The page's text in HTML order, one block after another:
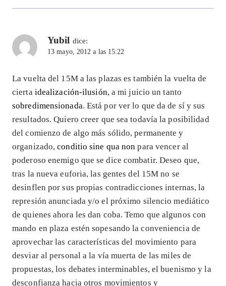
Yubil dice:
13 mayo, 2012 a las 15:22
La vuelta del 15M a las plazas es también la vuelta de
cierta idealización-ilusión, a mi juicio un tanto
sobredimensionada. Está por ver lo que da de sí y sus
resultados. Quiero creer que sea todavía la posibilidad
del comienzo de algo más sólido, permanente y
organizado,conditio sine qua non para vencer al
poderoso enemigo que se dice combatir. Deseo que,
tras la nueva euforia, las gentes del 15M no se
desinflen por sus propias contradicciones internas, la
represión anunciada y/o el próximo silencio mediático
de quienes ahora les dan coba. Temo que algunos con
mando en plaza estén sopesando la conveniencia de
aprovechar las características del movimiento para
desviar al personal a la vía muerta de las miles de
propuestas, los debates interminables, el buenismo y la
desconfianza hacia otros movimientos y